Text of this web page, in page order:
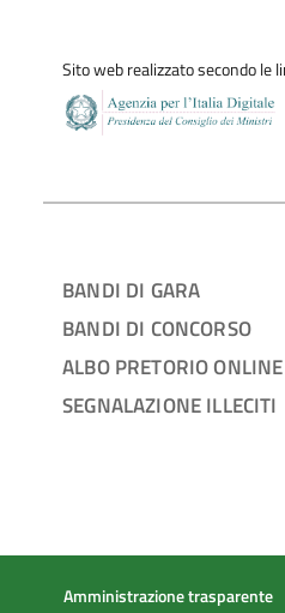
Sito web realizzato secondo le
BANDI DI GARA
BANDI DI CONCORSO
ALBO PRETORIO ONLINE
SEGNALAZIONE ILLECITI
Amministrazione trasparente